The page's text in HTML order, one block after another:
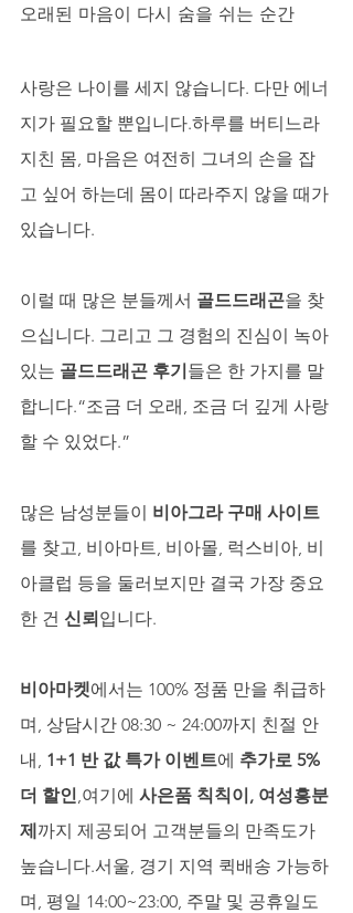
오래된 마음이 다시 숨을 쉬는 순간
사랑은 나이를 세지 않습니다. 다만 에너
지가 필요할 뿐입니다.하루를 버티느라
지친 몸, 마음은 여전히 그녀의 손을 잡
고 싶어 하는데 몸이 따라주지 않을 때가
있습니다.
이럴 때 많은 분들께서 골드드래곤을 찾
으십니다. 그리고 그 경험의 진심이 녹아
있는 골드드래곤 후기들은 한 가지를 말
합니다.“조금 더 오래, 조금 더 깊게 사랑
할 수 있었다.”
많은 남성분들이 비아그라 구매 사이트
를 찾고, 비아마트, 비아몰, 럭스비아, 비
아클럽 등을 둘러보지만 결국 가장 중요
한 건 신뢰입니다.
비아마켓에서는 100% 정품 만을 취급하
며, 상담시간 08:30 ~ 24:00까지 친절 안
내, 1+1 반 값 특가 이벤트에 추가로 5%
더 할인,여기에 사은품 칙칙이, 여성흥분
제까지 제공되어 고객분들의 만족도가
높습니다.서울, 경기 지역 퀵배송 가능하
며, 평일 14:00~23:00, 주말 및 공휴일도